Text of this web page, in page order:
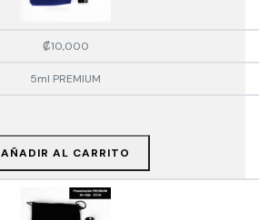
₡10,000
5ml PREMIUM
AÑADIR AL CARRITO